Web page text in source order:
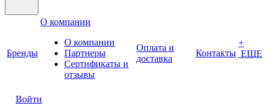
Бренды
О компании
О компании
Партнеры
Cертификаты и
отзывы
Оплата и
доставка
Контакты
+
ЕЩЕ
Войти